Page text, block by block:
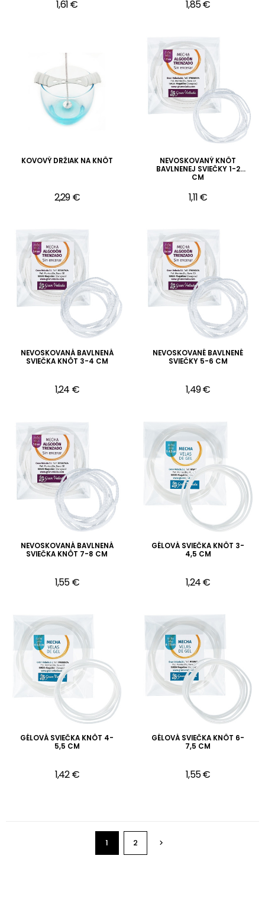
1,61 € 1,85 €
KOVOVÝ DRŽIAK NA KNÔT
2,29 €
NEVOSKOVANÝ KNÔT
BAVLNENEJ SVIEČKY 1-2
CM
1,11 €
NEVOSKOVANÁ BAVLNENÁ
SVIEČKA KNÔT 3-4 CM
1,24 €
NEVOSKOVANÉ BAVLNENÉ
SVIEČKY 5-6 CM
1,49 €
NEVOSKOVANÁ BAVLNENÁ
SVIEČKA KNÔT 7-8 CM
1,55 €
GÉLOVÁ SVIEČKA KNÔT 3-
4,5 CM
1,24 €
GÉLOVÁ SVIEČKA KNÔT 4-
5,5 CM
1,42 €
GÉLOVÁ SVIEČKA KNÔT 6-
7,5 CM
1,55 €
1 2 